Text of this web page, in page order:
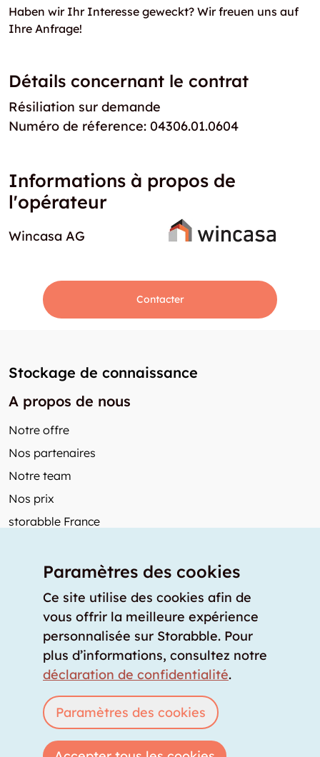
Haben wir Ihr Interesse geweckt? Wir freuen uns auf
Ihre Anfrage!
Détails concernant le contrat
Résiliation sur demande
Numéro de réference: 04306.01.0604
Informations à propos de
l'opérateur
Wincasa AG
Contacter
Stockage de connaissance
A propos de nous
Notre offre
Nos partenaires
Notre team
Nos prix
storabble France
Articles de presse
Comment calculer la capacité d'un garde-meuble?
Quel est le tarif moyen d'un garde-meuble?
Pour fournisseurs de stockage
Connexion Annoncez un espace de stockage
Paramètres des cookies
Ce site utilise des cookies afin de
vous offrir la meilleure expérience
personnalisée sur Storabble. Pour
plus d’informations, consultez notre
déclaration de confidentialité.
Paramètres des cookies